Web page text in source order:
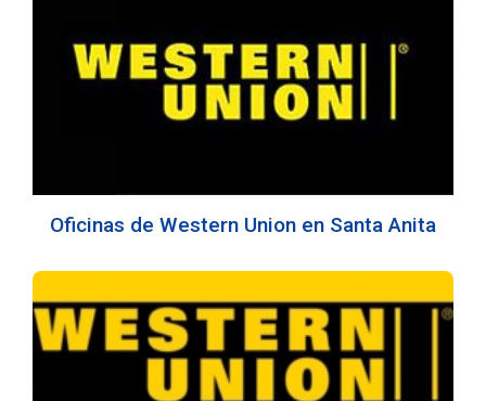
Oficinas de Western Union en Santa Anita